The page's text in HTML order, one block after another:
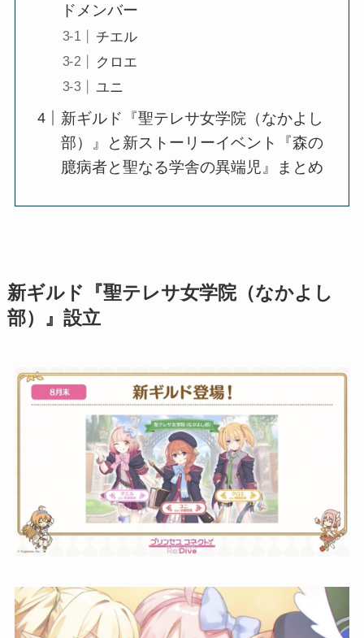
ドメンバー
チエル
クロエ
ユニ
新ギルド『聖テレサ女学院（なかよし
部）』と新ストーリーイベント『森の
臆病者と聖なる学舎の異端児』まとめ
新ギルド『聖テレサ女学院（なかよし
部）』設立